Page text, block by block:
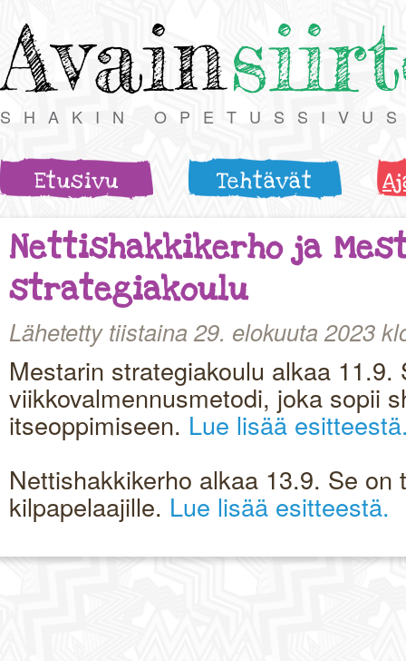
Avain
SHAKIN
Etusivu Tehtävät
Nettishakkikerho ja
strategiakoulu
Lähetetty tiistaina 29. elokuuta 2023
Mestarin strategiakoulu alkaa 11.9.
viikkovalmennusmetodi, joka sopii
itseoppimiseen. Lue lisää
Nettishakkikerho alkaa 13.9. Se on
kilpapelaajille. Lue lisää esitteestä.